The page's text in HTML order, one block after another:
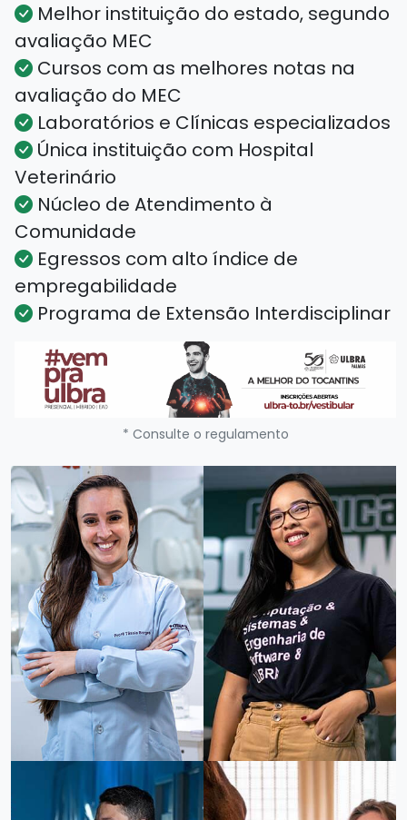
Melhor instituição do estado, segundo
avaliação MEC
Cursos com as melhores notas na
avaliação do MEC
Laboratórios e Clínicas especializados
Única instituição com Hospital
Veterinário
Núcleo de Atendimento à
Comunidade
Egressos com alto índice de
empregabilidade
Programa de Extensão Interdisciplinar
* Consulte o regulamento